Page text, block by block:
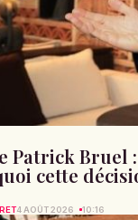
Patrick Bruel
cette
4 AOÛT 2026 10:16